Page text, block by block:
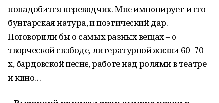
понадобится переводчик. Мне импонирует и его
бунтарская натура, и поэтический дар.
Поговорили бы о самых разных вещах – о
творческой свободе, литературной жизни 60–70-
х, бардовской песне, работе над ролями в театре
и кино…